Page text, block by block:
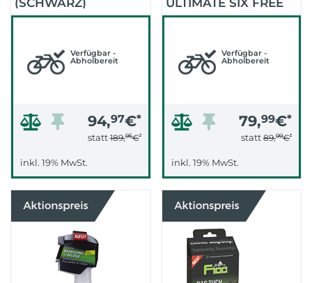
(SCHWARZ)
Verfügbar -
Abholbereit
94,97€*
statt189,95€*
inkl. 19% MwSt.
ULTIMATE SIX FREE
6,5 LITER (RUST-
Verfügbar -
Abholbereit
79,99€*
statt 89,99€*
inkl. 19% MwSt.